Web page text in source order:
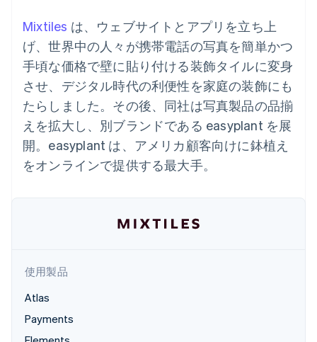
125 以上の決
済手段を利用
可能
Terminal
対面支払い
Authorization
Boost
決済成功率の
最適化
Link
スピーディー
会計管理の
自動化
Stripe
Sigma
カスタムレ
ポート
Data
Pipeline
データの同
期
Product roadmap
Radar
不正防止
Atlas
Climate
業種別
AI 企業
クリエイターエコノミ―
ゲーム
ホスピタリティ、旅行、
レジャー
保険
メディアおよびエンター
非営利団体
ビス
パブリックセクター
ステーブルコイン担保型
のカードを発行
エージェントによるサー
ビスのプロビジョニング
と管理
リソース
アプリへの導入
コードサンプル
API ステータス
Sessions 年次カンファ
レンス
採用情報
ニュースルーム
Stripe Press
お問い合わせ
営業にお問い合わせ
パートナーになる
Mixtiles は、ウェブサイトとアプリを立ち上
げ、世界中の人々が携帯電話の写真を簡単かつ
手頃な価格で壁に貼り付ける装飾タイルに変身
させ、デジタル時代の利便性を家庭の装飾にも
たらしました。その後、同社は写真製品の品揃
えを拡大し、別ブランドである easyplant を展
開。easyplant は、アメリカ顧客向けに鉢植え
をオンラインで提供する最大手。
使用製品
Atlas
Payments